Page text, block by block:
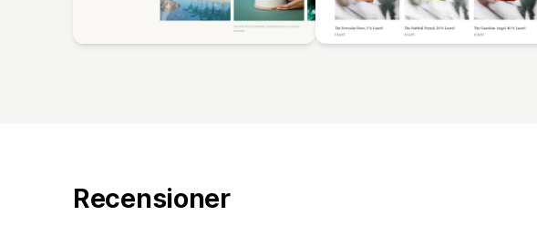
Recensioner